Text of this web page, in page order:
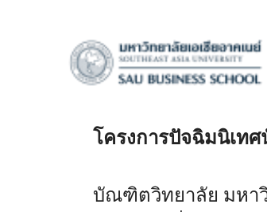
โครงการปัจฉิมนิเ
บัณฑิตวิทยาลัย มหา